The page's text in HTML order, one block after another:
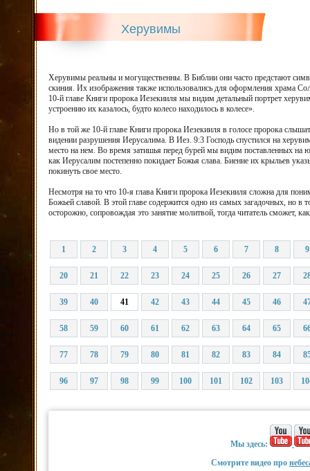
Херувимы
Херувимы реальны и могущественны. В Библии они часто предстают
скиния. Их изображения также использовались для оформления храма
10-й главе Книги пророка Иезекииля мы видим детальный портрет
устроению их казалось, будто колесо находилось в колесе».
Но в той же 10-й главе Книги пророка Иезекииля в голосе пророка
видении разрушения Иерусалима. В Иез. 9:3 Господь спустился на
место на нем. Во время затишья перед бурей мы видим поставленных на
как Иерусалим постепенно покидает Божья слава. Биение их крыльев
покинуть свое место.
Несмотря на то что 10-я глава Книги пророка Иезекииля сложна для
Божьeй славой. В этой главе содержится одно из самых загадочных, но
осторожно, сопровождая это занятие молитвой, тогда читатель сможет,
1 2 3 4 5 6 7 8 9
20 21 22 23 24 25 26 27
39 40 41 42 43 44 45 46
58 59 60 61 62 63 64 65
77 78 79 80 81 82 83 84
96 97 98 99 100 101 102 103
Мы здесь:
Смотрите видео про